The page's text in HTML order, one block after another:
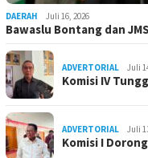
DAERAH Juli 16, 2026
Bawaslu Bontang dan
ADVERTORIAL Juli
Komisi IV
ADVERTORIAL Juli
Komisi I